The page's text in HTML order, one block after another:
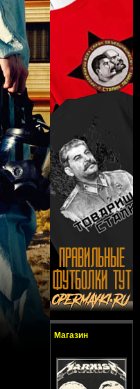
Магазин